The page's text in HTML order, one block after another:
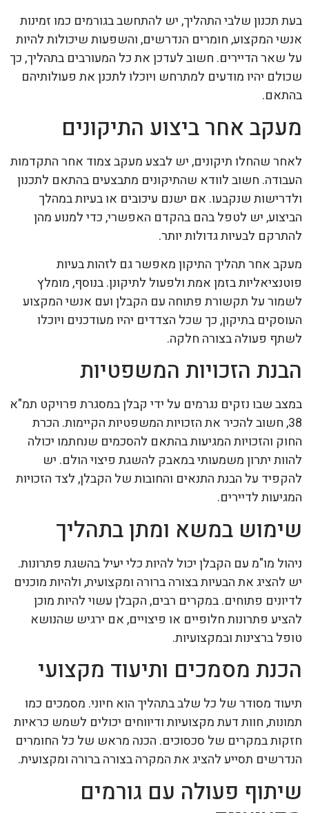
בעת תכנון שלבי התהליך, יש להתחשב בגורמים כמו זמינות
אנשי המקצוע, חומרים הנדרשים, והשפעות שיכולות להיות
על שאר הדיירים. חשוב לעדכן את כל המעורבים בתהליך, כך
שכולם יהיו מודעים למתרחש ויוכלו לתכנן את פעולותיהם
בהתאם.
מעקב אחר ביצוע התיקונים
לאחר שהחלו תיקונים, יש לבצע מעקב צמוד אחר התקדמות
העבודה. חשוב לוודא שהתיקונים מתבצעים בהתאם לתכנון
ולדרישות שנקבעו. אם ישנם עיכובים או בעיות במהלך
הביצוע, יש לטפל בהם בהקדם האפשרי, כדי למנוע מהן
להתרקם לבעיות גדולות יותר.
מעקב אחר תהליך התיקון מאפשר גם לזהות בעיות
פוטנציאליות בזמן אמת ולפעול לתיקונן. בנוסף, מומלץ
לשמור על תקשורת פתוחה עם הקבלן ועם אנשי המקצוע
העוסקים בתיקון, כך שכל הצדדים יהיו מעודכנים ויוכלו
לשתף פעולה בצורה חלקה.
הבנת הזכויות המשפטיות
במצב שבו נזקים נגרמים על ידי קבלן במסגרת פרויקט תמ"א
38, חשוב להכיר את הזכויות המשפטיות הקיימות. הכרת
החוק והזכויות המגיעות בהתאם להסכמים שנחתמו יכולה
להוות יתרון משמעותי במאבק להשגת פיצוי הולם. יש
להקפיד על הבנת התנאים והחובות של הקבלן, לצד הזכויות
המגיעות לדיירים.
שימוש במשא ומתן בתהליך
ניהול מו"מ עם הקבלן יכול להיות כלי יעיל בהשגת פתרונות.
יש להציג את הבעיות בצורה ברורה ומקצועית, ולהיות מוכנים
לדיונים פתוחים. במקרים רבים, הקבלן עשוי להיות מוכן
להציע פתרונות חלופיים או פיצויים, אם ירגיש שהנושא
טופל ברצינות ובמקצועיות.
הכנת מסמכים ותיעוד מקצועי
תיעוד מסודר של כל שלב בתהליך הוא חיוני. מסמכים כמו
תמונות, חוות דעת מקצועיות ודיווחים יכולים לשמש כראיות
חזקות במקרים של סכסוכים. הכנה מראש של כל החומרים
הנדרשים תסייע להציג את המקרה בצורה ברורה ומקצועית.
שיתוף פעולה עם גורמים